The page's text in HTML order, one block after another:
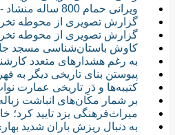
ویرانی حمام 800 ساله منشاد - این بار حضور میراث فرهنگی سبب تخریب شد
گزارش تصویری از محوطه
گزارش تصویری از محوطه
کاوش باستان‌شناسی مسجد
به رغم هشدارهای متعدد
پیوستن بنای تاریخی دیگر به
کتیبه‌ها و دَرِ تاریخی عمارت
بر شمار مکان‌های انباشت
میراث‌فرهنگی یزد تایید کرد؛
به دنبال ریزش باران شدید